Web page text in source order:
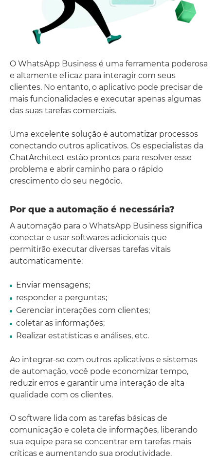
O WhatsApp Business é uma ferramenta poderosa
e altamente eficaz para interagir com seus
clientes. No entanto, o aplicativo pode precisar de
mais funcionalidades e executar apenas algumas
das suas tarefas comerciais.
Uma excelente solução é automatizar processos
conectando outros aplicativos. Os especialistas da
ChatArchitect estão prontos para resolver esse
problema e abrir caminho para o rápido
crescimento do seu negócio.
Por que a automação é necessária?
A automação para o WhatsApp Business significa
conectar e usar softwares adicionais que
permitirão executar diversas tarefas vitais
automaticamente:
Enviar mensagens;
responder a perguntas;
Gerenciar interações com clientes;
coletar as informações;
Realizar estatísticas e análises, etc.
Ao integrar-se com outros aplicativos e sistemas
de automação, você pode economizar tempo,
reduzir erros e garantir uma interação de alta
qualidade com os clientes.
O software lida com as tarefas básicas de
comunicação e coleta de informações, liberando
sua equipe para se concentrar em tarefas mais
críticas e aumentando sua produtividade.